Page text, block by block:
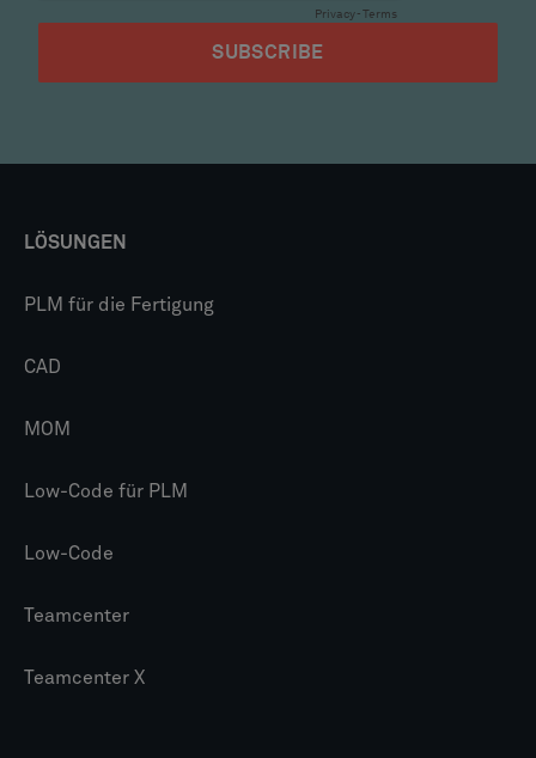
LÖSUNGEN
PLM für die Fertigung
CAD
MOM
Low-Code für PLM
Low-Code
Teamcenter
Teamcenter X